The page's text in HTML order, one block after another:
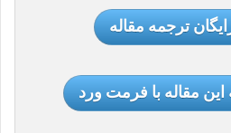
ترجمه مقاله
مقاله با فرمت ورد